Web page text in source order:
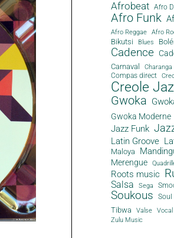
Afrobeat Afro
Afro Funk
Afro Reggae
Afro
Bikutsi Blues
Cadence
Carnaval Charanga
Compas direct
Creole
Gwoka
Gwoka Moderne
Jazz Funk
Latin Groove
Maloya
Merengue
Roots music
Salsa Sega
Soukous Soul
Tibwa Valse Vocal
Zulu Music